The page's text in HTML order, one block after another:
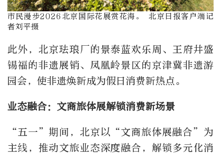
市民漫步2026北京国际花展赏花海。 北京日报客户端记
者刘平摄
此外，北京珐琅厂的景泰蓝欢乐周、王府井盛
锡福的非遗展销、凤凰岭景区的京津冀非遗游
园会，使非遗焕新成为假日消费新热点。
业态融合：文商旅体展解锁消费新场景
“五一”期间，北京以“文商旅体展融合”为
主线，推动文旅业态深度融合，解锁多元化消